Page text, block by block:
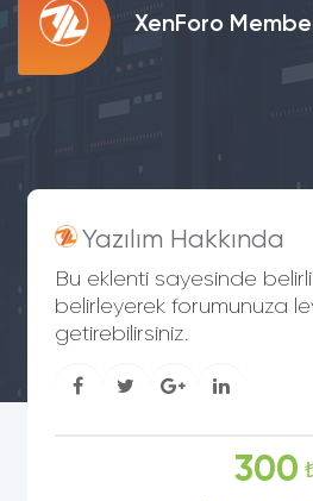
XenForo
Yazılım Hakkında
Bu eklenti sayesinde
belirleyerek forumunuza
getirebilirsiniz.
300